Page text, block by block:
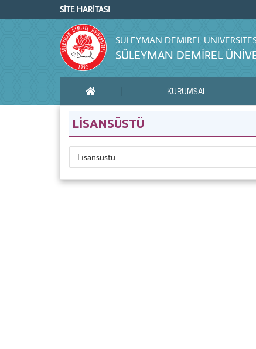
SİTE HARİTASI
SÜLEYMAN DEMIREL
SÜLEYMAN DEMIREL
KURUMSAL
LİSANSÜSTÜ
Lisansüstü